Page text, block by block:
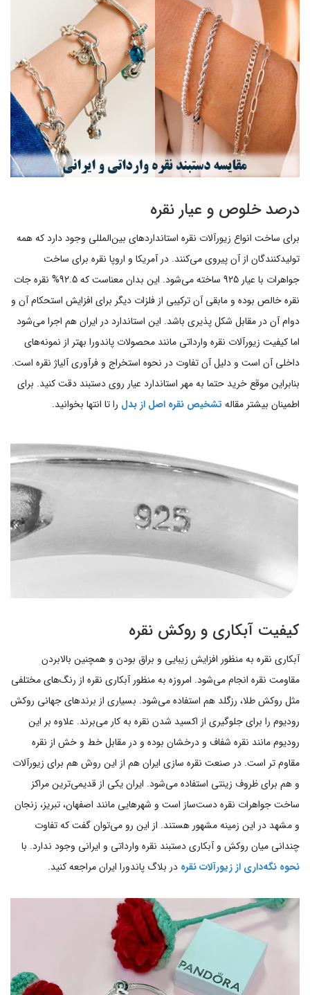
درصد خلوص و عیار نقره
برای ساخت انواع زیورآلات نقره استانداردهای بین‌المللی وجود دارد که همه
تولیدکنندگان از آن پیروی می‌کنند. در آمریکا و اروپا نقره برای ساخت
جواهرات با عیار 925 ساخته می‌شود. این بدان معناست که 92.5% نقره جات
نقره خالص بوده و مابقی آن ترکیبی از فلزات دیگر برای افزایش استحکام آن و
دوام آن در مقابل شکل پذیری باشد. این استاندارد در ایران هم اجرا می‌شود
اما کیفیت زیورآلات نقره وارداتی مانند محصولات پاندورا بهتر از نمونه‌های
داخلی آن است و دلیل آن تفاوت در نحوه استخراج و فرآوری آلیاژ نقره است.
بنابراین موقع خرید حتما به مهر استاندارد عیار روی دستبند دقت کنید. برای
اطمینان بیشتر مقاله تشخیص نقره اصل از بدل را تا انتها بخوانید.
کیفیت آبکاری و روکش نقره
آبکاری نقره به منظور افزایش زیبایی و براق بودن و همچنین بالابردن
مقاومت نقره انجام می‌شود. امروزه به منظور آبکاری نقره از رنگ‌های مختلفی
مثل روکش طلا، رزگلد هم استفاده می‌شود. بسیاری از برندهای جهانی روکش
رودیوم را برای جلوگیری از اکسید شدن نقره به کار می‌برند. علاوه بر این
رودیوم مانند نقره شفاف و درخشان بوده و در مقابل خط و خش از نقره
مقاوم تر است. در صنعت نقره سازی ایران هم از این روش هم برای زیورآلات
و هم برای ظروف زینتی استفاده می‌شود. ایران یکی از قدیمی‌ترین مراکز
ساخت جواهرات نقره دست‌ساز است و شهرهایی مانند اصفهان، تبریز، زنجان
و مشهد در این زمینه مشهور هستند. از این رو می‌توان گفت که تفاوت
چندانی میان روکش و آبکاری دستبند نقره وارداتی و ایرانی وجود ندارد. با
نحوه نگه‌داری از زیورآلات نقره در بلاگ پاندورا ایران مراجعه کنید.